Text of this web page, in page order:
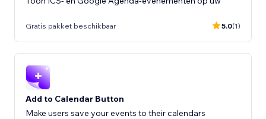
Gratis pakket beschikbaar 5.0(1)
Add to Calendar Button
Make users save your events to their calendars